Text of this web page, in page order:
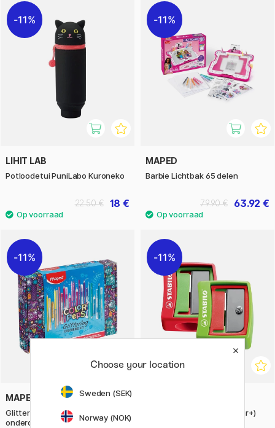
11%
LIHIT LAB
Potloodetui PuniLabo Kuroneko
18 €
22.50 €
11%
MAPED
Barbie Lichtbak 65 delen
63.92 €
79.90 €
11%
MAPED
Glitter kleurset Color Peps 31
onderdelen
11%
Puntenslijper Woody (3 jaar+)
Choose your location
Sweden (SEK)
Norway (NOK)